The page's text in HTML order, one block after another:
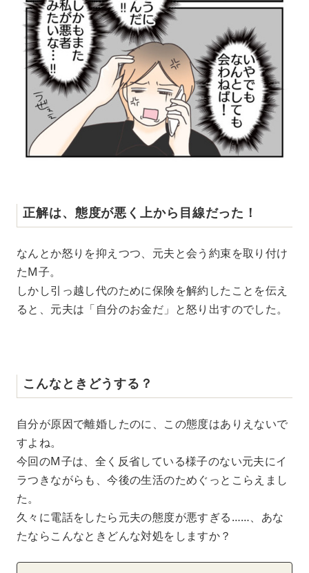
正解は、態度が悪く上から目線だった！
なんとか怒りを抑えつつ、元夫と会う約束を取り付け
たM子。
しかし引っ越し代のために保険を解約したことを伝え
ると、元夫は「自分のお金だ」と怒り出すのでした。
こんなときどうする？
自分が原因で離婚したのに、この態度はありえないで
すよね。
今回のM子は、全く反省している様子のない元夫にイ
ラつきながらも、今後の生活のためぐっとこらえまし
た。
久々に電話をしたら元夫の態度が悪すぎる……、あな
たならこんなときどんな対処をしますか？